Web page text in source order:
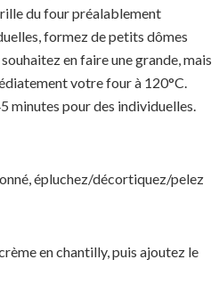
du four préalablement
formez de petits dômes
en faire une grande, mais
votre four à 120°C.
minutes pour des individuelles.
épluchez/décortiquez/pelez
en chantilly, puis ajoutez le